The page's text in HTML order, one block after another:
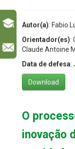
Autor(a): Fabio
Orientador(es):
Claude Antoine
Data de defesa:
Download
O
inovação